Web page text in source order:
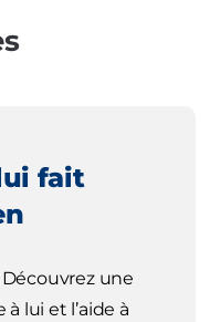
fait
une
lui et l’aide à